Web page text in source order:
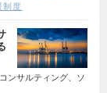
制度
ンサルティング、ソ